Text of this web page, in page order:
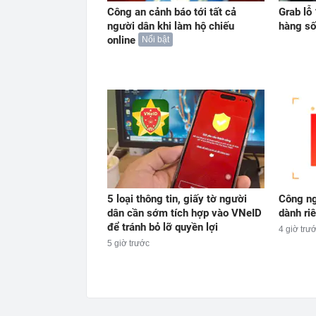
Công an cảnh báo tới tất cả
người dân khi làm hộ chiếu
online
Nổi bật
Grab lỗ
hàng số
5 loại thông tin, giấy tờ người
dân cần sớm tích hợp vào VNeID
để tránh bỏ lỡ quyền lợi
5 giờ trước
Công
dành
4 giờ